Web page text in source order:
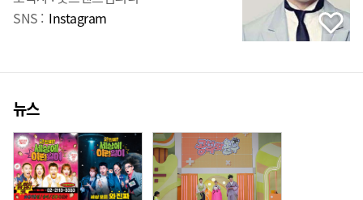
SNS : Instagram
뉴스